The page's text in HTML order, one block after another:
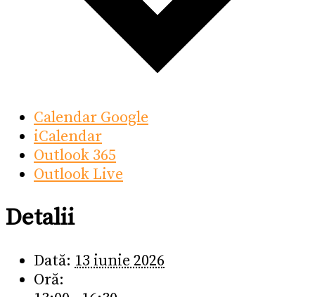
Calendar Google
iCalendar
Outlook 365
Outlook Live
Detalii
Dată: 13 iunie 2026
Oră: